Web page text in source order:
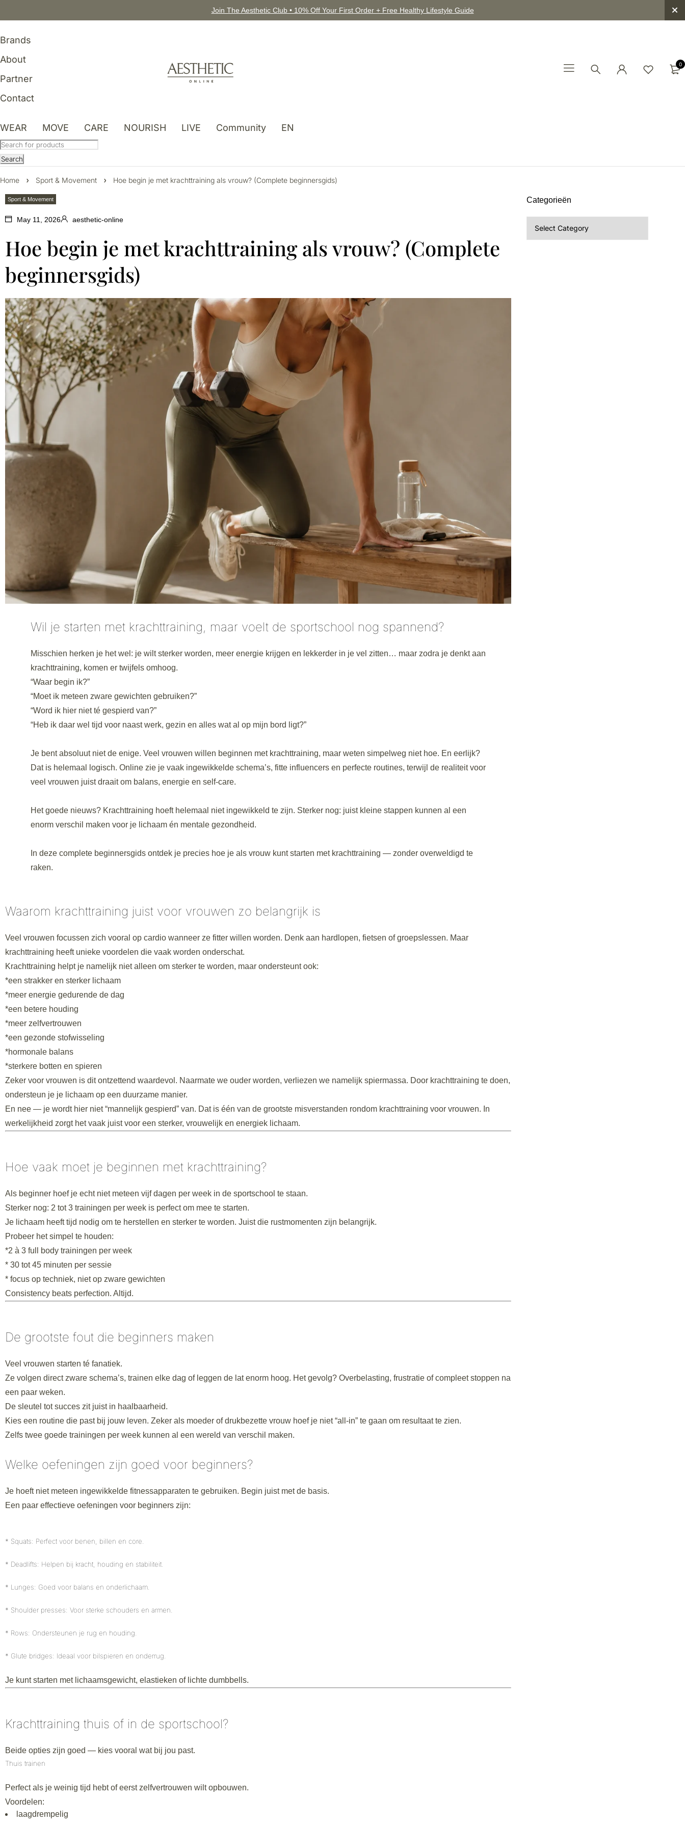
Join The Aesthetic Club • 10% Off Your First Order + Free Healthy Lifestyle Guide
Brands
About
Partner
Contact
0
WEAR MOVE CARE NOURISH LIVE Community EN
Home Sport & Movement Hoe begin je met krachttraining als vrouw? (Complete beginnersgids)
Sport & Movement
May 11, 2026 aesthetic-online
Hoe begin je met krachttraining als vrouw? (Complete
beginnersgids)
Wil je starten met krachttraining, maar voelt de sportschool nog spannend?
Misschien herken je het wel: je wilt sterker worden, meer energie krijgen en lekkerder in je vel zitten… maar zodra je denkt aan
krachttraining, komen er twijfels omhoog.
“Waar begin ik?”
“Moet ik meteen zware gewichten gebruiken?”
“Word ik hier niet té gespierd van?”
“Heb ik daar wel tijd voor naast werk, gezin en alles wat al op mijn bord ligt?”
Je bent absoluut niet de enige. Veel vrouwen willen beginnen met krachttraining, maar weten simpelweg niet hoe. En eerlijk?
Dat is helemaal logisch. Online zie je vaak ingewikkelde schema’s, fitte influencers en perfecte routines, terwijl de realiteit voor
veel vrouwen juist draait om balans, energie en self-care.
Het goede nieuws? Krachttraining hoeft helemaal niet ingewikkeld te zijn. Sterker nog: juist kleine stappen kunnen al een
enorm verschil maken voor je lichaam én mentale gezondheid.
In deze complete beginnersgids ontdek je precies hoe je als vrouw kunt starten met krachttraining — zonder overweldigd te
raken.
Waarom krachttraining juist voor vrouwen zo belangrijk is
Veel vrouwen focussen zich vooral op cardio wanneer ze fitter willen worden. Denk aan hardlopen, fietsen of groepslessen. Maar
krachttraining heeft unieke voordelen die vaak worden onderschat.
Krachttraining helpt je namelijk niet alleen om sterker te worden, maar ondersteunt ook:
*een strakker en sterker lichaam
*meer energie gedurende de dag
*een betere houding
*meer zelfvertrouwen
*een gezonde stofwisseling
*hormonale balans
*sterkere botten en spieren
Zeker voor vrouwen is dit ontzettend waardevol. Naarmate we ouder worden, verliezen we namelijk spiermassa. Door krachttraining te doen,
ondersteun je je lichaam op een duurzame manier.
En nee — je wordt hier niet “mannelijk gespierd” van. Dat is één van de grootste misverstanden rondom krachttraining voor vrouwen. In
werkelijkheid zorgt het vaak juist voor een sterker, vrouwelijk en energiek lichaam.
Hoe vaak moet je beginnen met krachttraining?
Als beginner hoef je echt niet meteen vijf dagen per week in de sportschool te staan.
Sterker nog: 2 tot 3 trainingen per week is perfect om mee te starten.
Je lichaam heeft tijd nodig om te herstellen en sterker te worden. Juist die rustmomenten zijn belangrijk.
Probeer het simpel te houden:
*2 à 3 full body trainingen per week
* 30 tot 45 minuten per sessie
* focus op techniek, niet op zware gewichten
Consistency beats perfection. Altijd.
De grootste fout die beginners maken
Veel vrouwen starten té fanatiek.
Ze volgen direct zware schema’s, trainen elke dag of leggen de lat enorm hoog. Het gevolg? Overbelasting, frustratie of compleet stoppen na
een paar weken.
De sleutel tot succes zit juist in haalbaarheid.
Kies een routine die past bij jouw leven. Zeker als moeder of drukbezette vrouw hoef je niet “all-in” te gaan om resultaat te zien.
Zelfs twee goede trainingen per week kunnen al een wereld van verschil maken.
Welke oefeningen zijn goed voor beginners?
Je hoeft niet meteen ingewikkelde fitnessapparaten te gebruiken. Begin juist met de basis.
Een paar effectieve oefeningen voor beginners zijn:
* Squats: Perfect voor benen, billen en core.
* Deadlifts: Helpen bij kracht, houding en stabiliteit.
* Lunges: Goed voor balans en onderlichaam.
* Shoulder presses: Voor sterke schouders en armen.
* Rows: Ondersteunen je rug en houding.
* Glute bridges: Ideaal voor bilspieren en onderrug.
Je kunt starten met lichaamsgewicht, elastieken of lichte dumbbells.
Krachttraining thuis of in de sportschool?
Beide opties zijn goed — kies vooral wat bij jou past.
Thuis trainen
Perfect als je weinig tijd hebt of eerst zelfvertrouwen wilt opbouwen.
Voordelen:
laagdrempelig
Categorieën